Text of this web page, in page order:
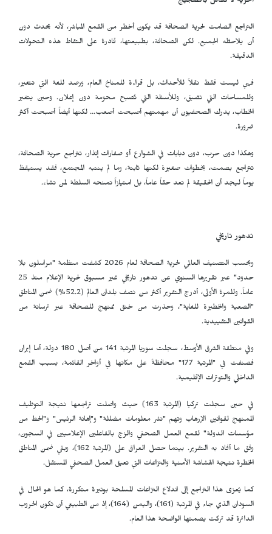
التراجع الصامت لحرية الصحافة قد يكون أخطر من القمع المباشر، لأنه يحدث دون
أن يلاحظه الجميع. لكن الصحافة، بطبيعتها، قادرة على التقاط هذه التحولات
الدقيقة.
فهي ليست فقط نقلاً للأحداث، بل قراءة للمناخ العام، ورصد للغة التي تتغير،
وللمساحات التي تضيق، وللأسئلة التي تُصبح محرّمة دون إعلان. وحين يتغير
الخطاب، يدرك الصحفيون أن مهمتهم أصبحت أصعب… لكنها أيضاً أصبحت أكثر
ضرورة.
وهكذا دون حرب، دون دبابات في الشوارع أو صفارات إنذار، تتراجع حرية الصحافة،
تتراجع بصمت، بخطوات صغيرة لكنها ثابتة، وما لم ينتبه المجتمع، فقد يستيقظ
يوماً ليجد أن الحقيقة لم تعد حقاً عاماً، بل امتيازاً تمنحه السلطة لمن تشاء.
تدهور تاريخي
وبحسب التصنيف العالمي لحرية الصحافة لعام 2026 كشفت منظمة "مراسلون بلا
حدود" عبر تقريرها السنوي عن تدهور
تاريخي غير مسبوق لحرية الإعلام منذ 25
عاماً. وللمرة الأولى، أدرج التقرير أكثر من نصف بلدان العالم (52.2%) ضمن المناطق
"الصعبة والخطيرة للغاية"، وحذرت من خنق ممنهج للصحافة عبر ترسانة من
القوانين التقييدية.
وفي منطقة الشرق الأوسط، سجلت سوريا المرتبة 141 من أصل 180 دولة، أما إيران
فصنفت في "المرتبة 177" محافظةً على مكانها في أواخر القائمة، بسبب القمع
الداخلي والتوترات الإقليمية.
في حين سجلت تركيا (المرتبة 163) حيث واصلت تراجعها نتيجة التوظيف
الممنهج لقوانين الإرهاب وتهم "نشر معلومات مضللة" و"إهانة الرئيس" و"الحط من
مؤسسات الدولة" لقمع العمل الصحفي والزج بالفاعلين الإعلاميين في السجون،
وفق ما أفاد به التقرير. بينما حصل العراق على (المرتبة 162)، وبقي ضمن المناطق
الخطرة نتيجة الهشاشة الأمنية والنزاعات التي تعيق العمل الصحفي المستقل.
كما يُعزى هذا التراجع إلى اندلاع النزاعات المسلحة بوتيرة متكررة، كما هو الحال في
السودان الذي جاء في المرتبة (161)، واليمن (164)، إذ من الطبيعي أن تكون الحروب
الدائرة قد تركت بصمتها الواضحة هذا العام.